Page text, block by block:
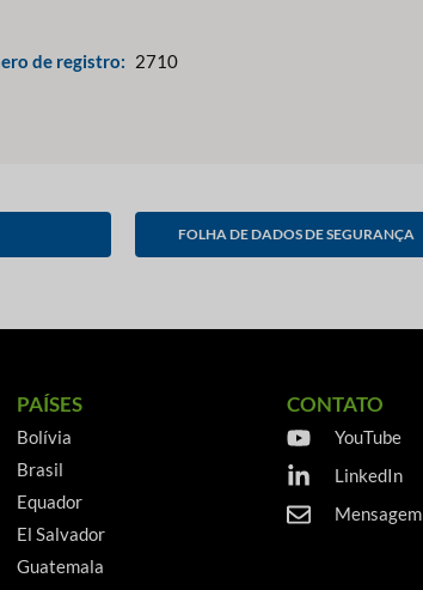
de registro: 2710
FOLHA DE DADOS DE SEGURANÇA
PAÍSES
Bolívia
Brasil
Equador
El Salvador
Guatemala
CONTATO
YouTube
LinkedIn
Mensagem